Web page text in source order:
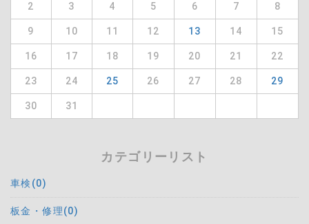
2 3 4 5 6 7 8
9 10 11 12 13 14 15
16 17 18 19 20 21 22
23 24 25 26 27 28 29
30 31
カテゴリーリスト
車検(0)
板金・修理(0)